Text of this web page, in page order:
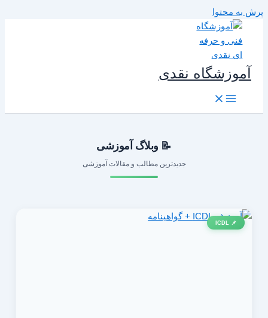
به محتوا
آموزشگاه نقدی
📝 وبلاگ آموزشی
جدیدترین مطالب و مقالات آموزشی
📌 ICDL